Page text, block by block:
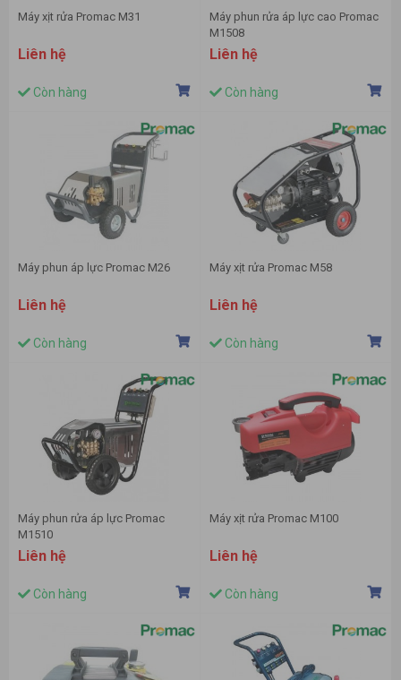
Máy xịt rửa Promac M31
Liên hệ
Còn hàng
Máy phun rửa áp lực cao Promac
M1508
Liên hệ
Còn hàng
Máy phun áp lực Promac M26
Liên hệ
Còn hàng
Máy xịt rửa Promac M58
Liên hệ
Còn hàng
Máy phun rửa áp lực Promac
M1510
Liên hệ
Còn hàng
Máy xịt rửa Promac M100
Liên hệ
Còn hàng